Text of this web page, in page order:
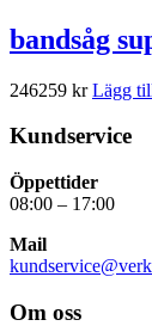
bandsåg
246259 kr Lägg
Kundservice
Öppettider
08:00 – 17:00
Mail
Om oss